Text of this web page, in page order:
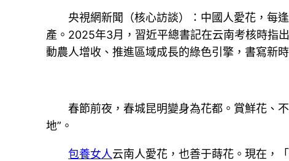
央視網新聞（核心訪談）：中國人愛花，每
產。2025年3月，習近平總書記在云南考核時指
動農人增收、推進區域成長的綠色引擎，書寫新
春節前夜，春城昆明變身為花都。賞鮮花、
地”。
包養女人云南人愛花，也善于蒔花。現在，